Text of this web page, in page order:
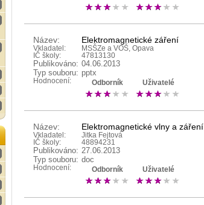
Název: Elektromagnetické záření
Vkladatel:
MSŠZe a VOŠ, Opava
IČ školy:
47813130
Publikováno: 04.06.2013
Typ souboru: pptx
Hodnocení: Odborník Uživatelé
Název: Elektromagnetické vlny a záření
Vkladatel:
Jitka Fejtová
IČ školy:
48894231
Publikováno: 27.06.2013
Typ souboru: doc
Hodnocení: Odborník Uživatelé